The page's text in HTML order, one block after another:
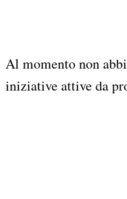
Al momento non
iniziative attive da